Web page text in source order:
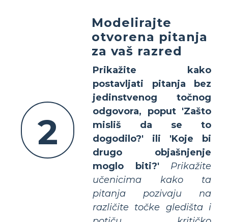
2
Modelirajte
otvorena pitanja
za vaš razred
Prikažite kako
postavljati pitanja bez
jedinstvenog točnog
odgovora, poput 'Zašto
misliš da se to
dogodilo?' ili 'Koje bi
drugo objašnjenje
moglo biti?'
Prikažite
učenicima kako ta
pitanja pozivaju na
različite točke gledišta i